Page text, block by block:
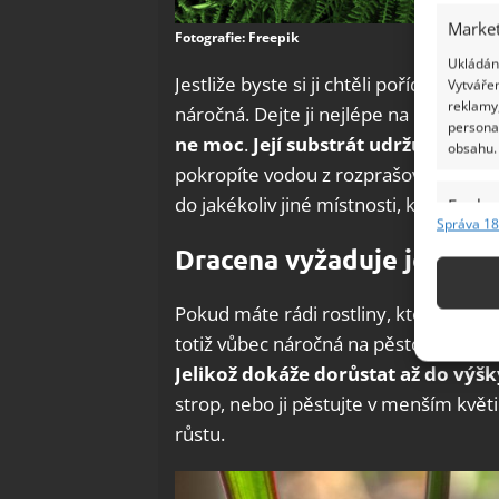
obsahu.
Funkce
Správa
Fotografie: Freepik
Jestliže byste si ji chtěli pořídit
náročná. Dejte ji nejlépe na místo,
ne moc. Její substrát udržujte vlhký.
pokropíte vodou z rozprašovače.
do jakékoliv jiné místnosti, kde bývá
Dracena vyžaduje jen
Pokud máte rádi rostliny, které
totiž vůbec náročná na pěstování a
Jelikož dokáže dorůstat až do
strop, nebo ji pěstujte v menším
růstu.